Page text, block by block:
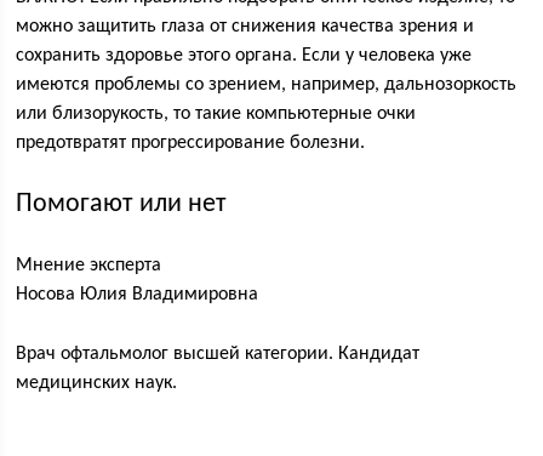
можно защитить глаза от снижения качества зрения и
сохранить здоровье этого органа. Если у человека уже
имеются проблемы со зрением, например, дальнозоркость
или близорукость, то такие компьютерные очки
предотвратят прогрессирование болезни.
Помогают или нет
Мнение эксперта
Носова Юлия Владимировна
Врач офтальмолог высшей категории. Кандидат
медицинских наук.